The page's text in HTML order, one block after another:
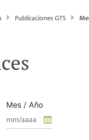
Publicaciones GTS
Mes / Año